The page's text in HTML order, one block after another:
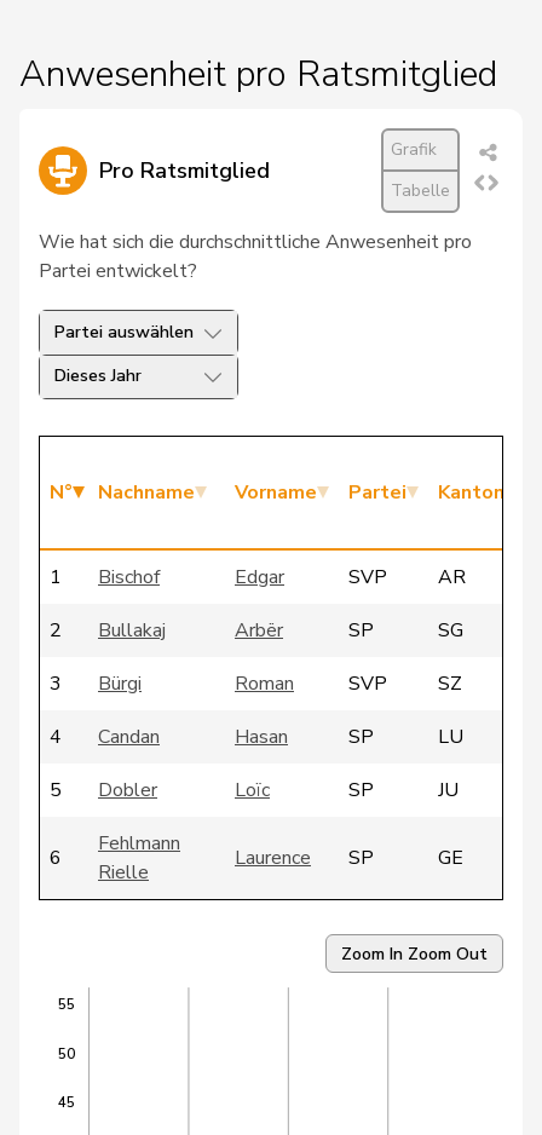
Anwesenheit pro Ratsmitglied
Pro Ratsmitglied
Grafik
Tabelle
Wie hat sich die durchschnittliche Anwesenheit pro
Partei entwickelt?
Partei auswählen
Dieses Jahr
N° Nachname Vorname Partei Kanton
1 Bischof Edgar SVP
AR
2
Bullakaj Arbër SP
SG
3
Bürgi Roman SVP
SZ
4
Candan Hasan SP
LU
5
Dobler Loïc SP JU
6
Fehlmann
Rielle
Laurence SP GE
GRÜNE
SO
Zoom In Zoom Out
45
50
55